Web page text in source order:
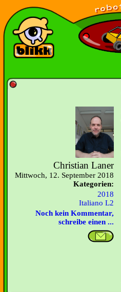
Christian Laner
Mittwoch, 12. September 2018
Kategorien:
2018
Italiano L2
Noch kein Kommentar,
schreibe einen ...